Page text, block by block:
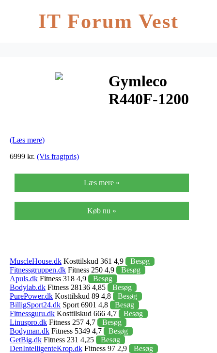
IT Forum Vest
Gymleco
R440F-1200
(Læs mere)
6999 kr. (Vis fragtpris)
Læs mere »
Køb nu »
MuscleHouse.dk Kosttilskud 361 4,9
Besøg
Fitnessgruppen.dk Fitness 250 4,9
Besøg
Apuls.dk Fitness 318 4,9
Besøg
Bodylab.dk Fitness 28136 4,85
Besøg
PurePower.dk Kosttilskud 89 4,8
Besøg
BilligSport24.dk Sport 6901 4,8
Besøg
Fitnessguru.dk Kosttilskud 666 4,7
Besøg
Linuspro.dk Fitness 257 4,7
Besøg
Bodyman.dk Fitness 5349 4,7
Besøg
GetBig.dk Fitness 231 4,25
Besøg
DenIntelligenteKrop.dk Fitness 97 2,9
Besøg